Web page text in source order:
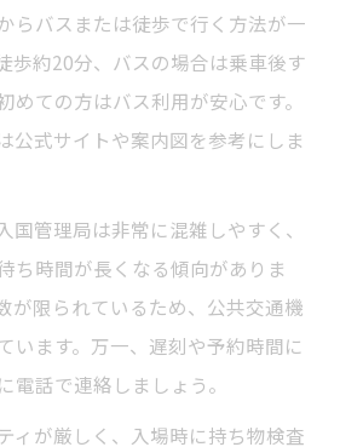
らバスまたは徒歩で行く方法が一
歩約20分、バスの場合は乗車後す
めての方はバス利用が安心です。
公式サイトや案内図を参考にしま
国管理局は非常に混雑しやすく、
ち時間が長くなる傾向がありま
が限られているため、公共交通機
います。万一、遅刻や予約時間に
電話で連絡しましょう。
ィが厳しく、入場時に持ち物検査